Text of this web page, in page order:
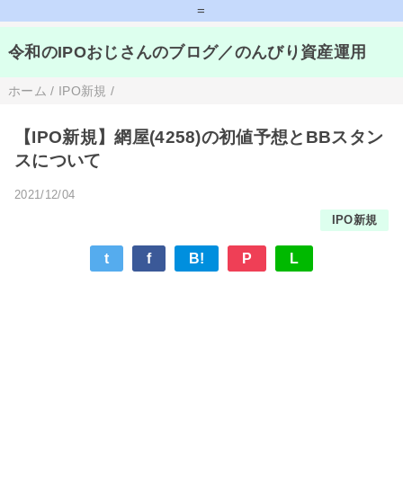
=
令和のIPOおじさんのブログ／のんびり資産運用
ホーム / IPO新規 /
【IPO新規】網屋(4258)の初値予想とBBスタン
スについて
2021/12/04
IPO新規
t f B! P L